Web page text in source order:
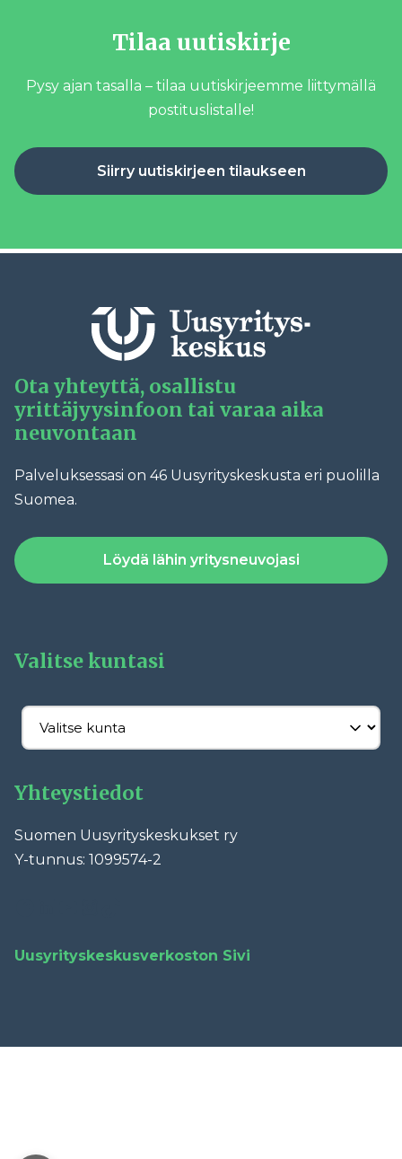
Tilaa uutiskirje
Pysy ajan tasalla – tilaa uutiskirjeemme liittymällä
postituslistalle!
Siirry uutiskirjeen tilaukseen
Ota yhteyttä, osallistu
yrittäjyysinfoon tai varaa aika
neuvontaan
Palveluksessasi on 46 Uusyrityskeskusta eri puolilla
Suomea.
Löydä lähin yritysneuvojasi
Valitse kuntasi
Yhteystiedot
Suomen Uusyrityskeskukset ry
Y-tunnus: 1099574-2
Uusyrityskeskusverkoston Sivi